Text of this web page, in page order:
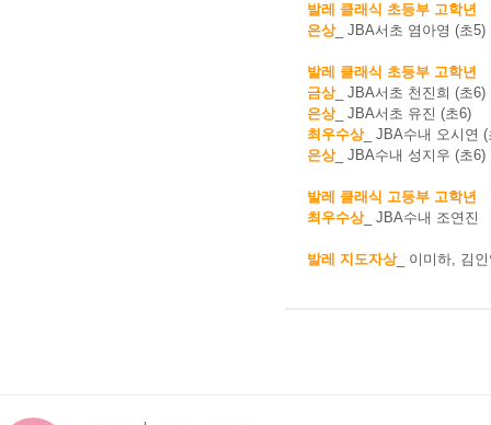
발레 클래식 초등부 고학년
은상_ JBA서초 염아영 (초5)
발레 클래식 초등부 고학년
금상_ JBA서초 천진희 (초6)
은상_ JBA서초 유진 (초6)
최우수상_ JBA수내 오시연 (
은상_ JBA수내 성지우 (초6)
발레 클래식 고등부 고학년
최우수상_ JBA수내 조연진
발레 지도자상_ 이미하, 김